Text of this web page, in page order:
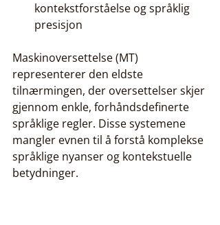
kontekstforståelse og språklig
presisjon
Maskinoversettelse (MT)
representerer den eldste
tilnærmingen, der oversettelser skjer
gjennom enkle, forhåndsdefinerte
språklige regler. Disse systemene
mangler evnen til å forstå komplekse
språklige nyanser og kontekstuelle
betydninger.